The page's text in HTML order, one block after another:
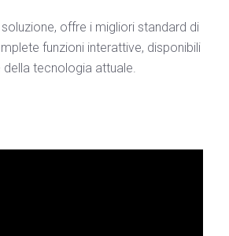
offre i migliori standard di
funzioni interattive, disponibili
della tecnologia attuale.